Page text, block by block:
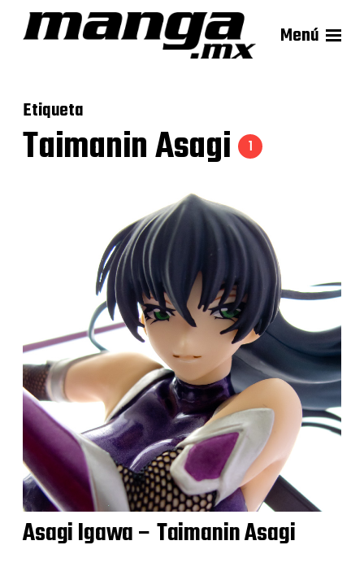
Menú
Etiqueta
Taimanin Asagi 1
Asagi Igawa – Taimanin Asagi